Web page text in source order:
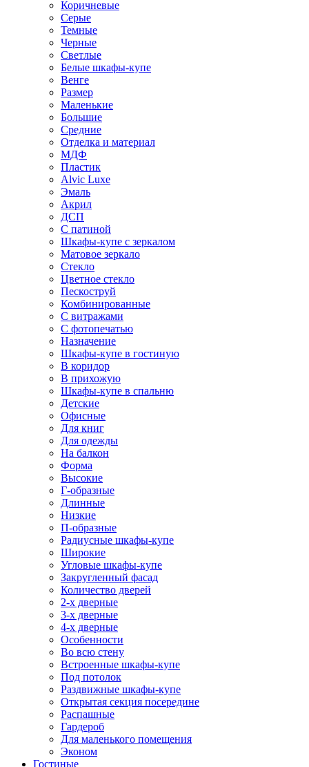
Коричневые
Серые
Темные
Черные
Светлые
Белые шкафы-купе
Венге
Размер
Маленькие
Большие
Средние
Отделка и материал
МДФ
Пластик
Alvic Luxe
Эмаль
Акрил
ДСП
С патиной
Шкафы-купе с зеркалом
Матовое зеркало
Стекло
Цветное стекло
Пескоструй
Комбинированные
С витражами
С фотопечатью
Назначение
Шкафы-купе в гостиную
В коридор
В прихожую
Шкафы-купе в спальню
Детские
Офисные
Для книг
Для одежды
На балкон
Форма
Высокие
Г-образные
Длинные
Низкие
П-образные
Радиусные шкафы-купе
Широкие
Угловые шкафы-купе
Закругленный фасад
Количество дверей
2-х дверные
3-х дверные
4-х дверные
Особенности
Во всю стену
Встроенные шкафы-купе
Под потолок
Раздвижные шкафы-купе
Открытая секция посередине
Распашные
Гардероб
Для маленького помещения
Эконом
Гостиные